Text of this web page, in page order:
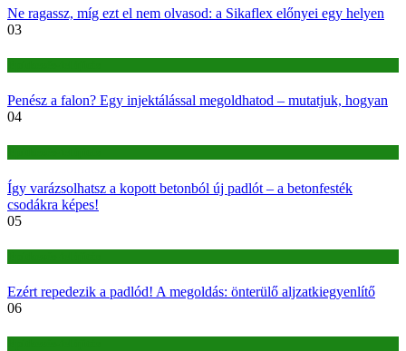
Ne ragassz, míg ezt el nem olvasod: a Sikaflex előnyei egy helyen
03
Penész a falon? Egy injektálással megoldhatod – mutatjuk, hogyan
04
Így varázsolhatsz a kopott betonból új padlót – a betonfesték
csodákra képes!
05
Ezért repedezik a padlód! A megoldás: önterülő aljzatkiegyenlítő
06